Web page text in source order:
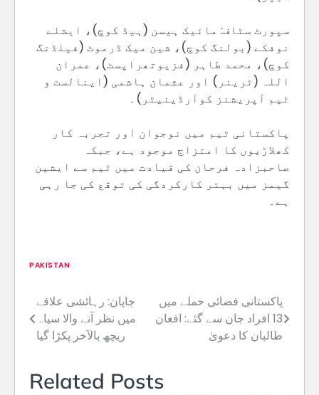
سپورٹ سٹاف: مائیک ہیسن (ہیڈ کوچ)، ایشلے
نوفکے (بولنگ کوچ)، شین میک ڈرموٹ (فیلڈنگ
کوچ)، محمد طاہر (فزیوتھراپسٹ)، عمران
اللہ (ٹرینر) اور عثمان ہاشمی (اینالسٹ و
ٹیم آپریشنز کوآرڈینیٹر)۔
پاکستانی ٹیم میں نوجوان اور تجربہ کار
کھلاڑیوں کا امتزاج موجود ہے، جبکہ
صاحبزادہ فرحان کی قیادت میں ٹیم سے ایشین
گیمز میں بہتر کارکردگی کی توقع کی جا رہی
ہے۔
PAKISTAN
Post
navigation
جاپان: رہائشی علاقے
میں نظر آنے والا سیاہ
ریچھ بالآخر پکڑا گیا
پاکستانی فضائی حملے میں
13 افراد جان سے گئے: افغان
طالبان کا دعویٰ
Related Posts